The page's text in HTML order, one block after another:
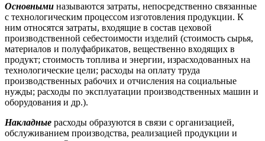
Основными называются затраты, непосредственно связанные
с технологическим процессом изготовления продукции. К
ним относятся затраты, входящие в состав цеховой
производственной себестоимости изделий (стоимость сырья,
материалов и полуфабрикатов, вещественно входящих в
продукт; стоимость топлива и энергии, израсходованных на
технологические цели; расходы на оплату труда
производственных рабочих и отчисления на социальные
нужды; расходы по эксплуатации производственных машин и
оборудования и др.).
Накладные расходы образуются в связи с организацией,
обслуживанием производства, реализацией продукции и